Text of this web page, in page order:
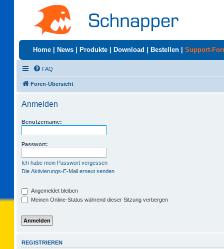
Home News Produkte Download Bestellen Support-
FAQ
Foren-Übersicht
Anmelden
Benutzername:
Passwort:
Ich habe mein Passwort vergessen
Die Aktivierungs-E-Mail erneut senden
Angemeldet bleiben
Meinen Online-Status während dieser Sitzung verbergen
REGISTRIEREN